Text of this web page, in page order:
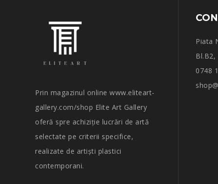
Prin magazinul online www.eliteart-
gallery.com/shop Elite Art Gallery
oferă spre achiziție lucrări de artă
selectate pe criterii specifice,
realizate de artiști plastici
contemporani.
Piata
0748